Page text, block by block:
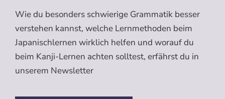
Wie du besonders schwierige Grammatik besser
verstehen kannst, welche Lernmethoden beim
Japanischlernen wirklich helfen und worauf du
beim Kanji-Lernen achten solltest, erfährst du in
unserem Newsletter